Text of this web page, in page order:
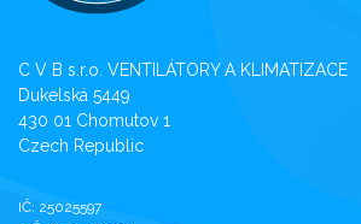
C V B s.r.o. VENTILÁTORY A KLIMATIZACE
Dukelská 5449
430 01 Chomutov 1
Czech Republic
IČ: 25025597